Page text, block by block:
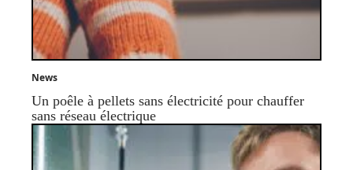
News
Un poêle à pellets sans électricité pour chauffer
sans réseau électrique